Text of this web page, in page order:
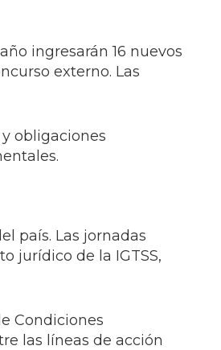
ingresarán 16 nuevos
externo. Las
obligaciones
país. Las jornadas
jurídico de la IGTSS,
Condiciones
las líneas de acción